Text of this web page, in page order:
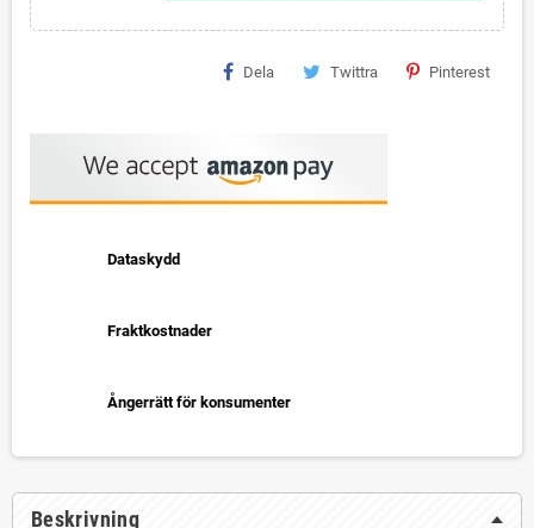
Dela Twittra Pinterest
Dataskydd
Fraktkostnader
Ångerrätt för konsumenter
Beskrivning